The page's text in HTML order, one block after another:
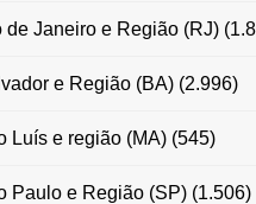
de Janeiro e Região (RJ)
e Região (BA)(2.996)
Luís e região (MA)(545)
Paulo e Região (SP)(1.506)